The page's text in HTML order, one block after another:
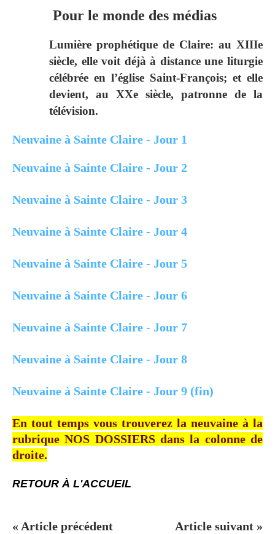
Pour le monde des médias
Lumière prophétique de Claire: au XIIIe
siècle, elle voit déjà à distance une liturgie
célébrée en l’église Saint-François; et elle
devient, au XXe siècle, patronne de la
télévision.
Neuvaine à Sainte Claire - Jour 1
Neuvaine à Sainte Claire - Jour 2
Neuvaine à Sainte Claire - Jour 3
Neuvaine à Sainte Claire - Jour 4
Neuvaine à Sainte Claire - Jour 5
Neuvaine à Sainte Claire - Jour 6
Neuvaine à Sainte Claire - Jour 7
Neuvaine à Sainte Claire - Jour 8
Neuvaine à Sainte Claire - Jour 9 (fin)
En tout temps vous trouverez la neuvaine à la
rubrique NOS DOSSIERS dans la colonne de
droite.
RETOUR À L'ACCUEIL
« Article précédent Article suivant »